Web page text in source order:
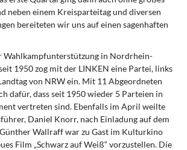
Moderne
neben einem Kreisparteitag und diversen
bereiteten wir uns auf einen sagenhaften
Wahlkampfunterstützung in Nordrhein-
1950 zog mit der LINKEN eine Partei, links
von NRW ein. Mit 11 Abgeordneten
dafür, dass seit 1950 wieder 5 Parteien in
vertreten sind. Ebenfalls im April weilte
Daniel Knorr, nach Einladung auf dem
Wallraff war zu Gast im Kulturkino
Film „Schwarz auf Weiß“ vorzustellen. Die